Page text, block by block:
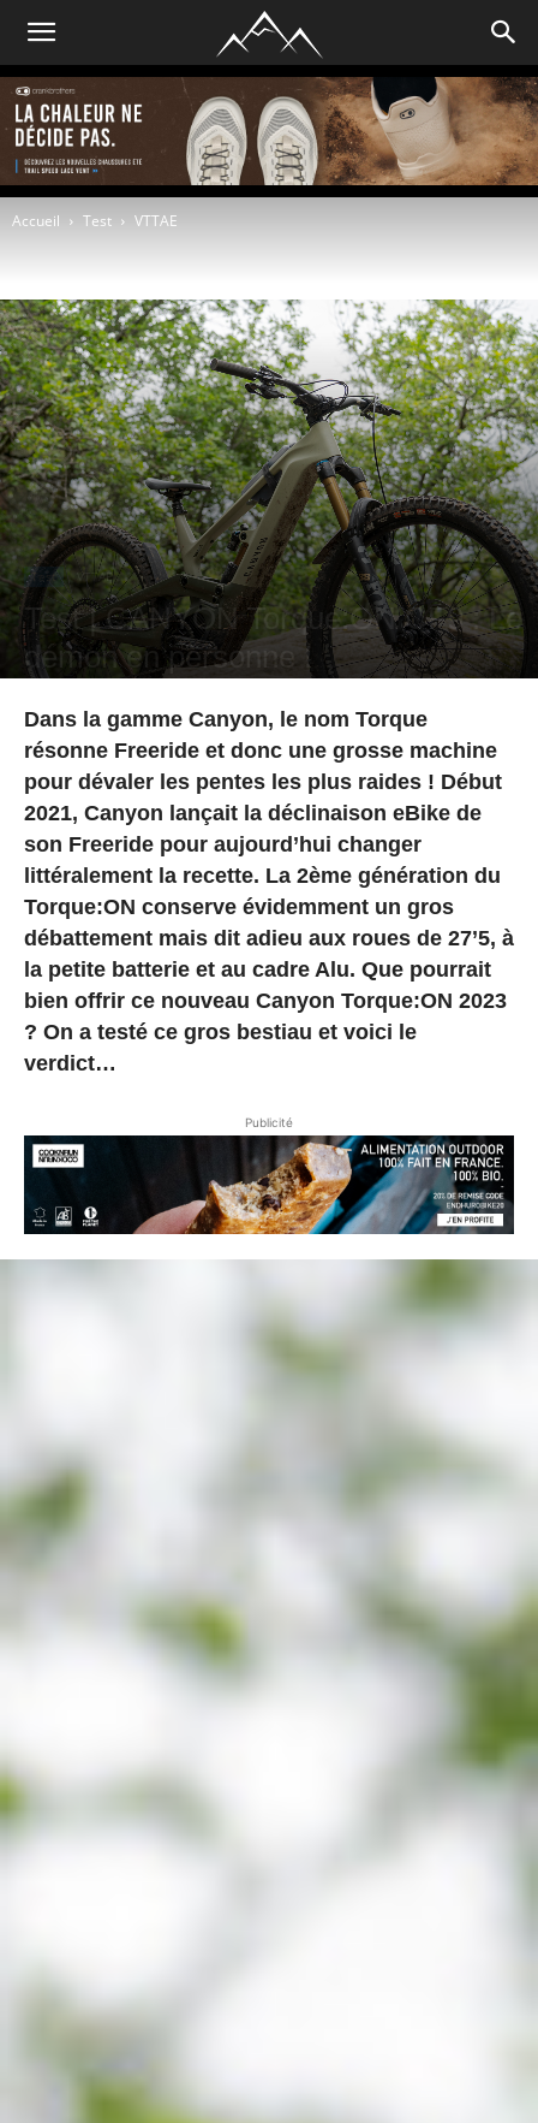
Accueil Test VTTAE
Test VTTAE
Test | CANYON Torque:ON CF9 : Le
démon en personne !
Dans la gamme Canyon, le nom Torque
résonne Freeride et donc une grosse machine
pour dévaler les pentes les plus raides ! Début
2021, Canyon lançait la déclinaison eBike de
son Freeride pour aujourd’hui changer
littéralement la recette. La 2ème génération du
Torque:ON conserve évidemment un gros
débattement mais dit adieu aux roues de 27’5, à
la petite batterie et au cadre Alu. Que pourrait
bien offrir ce nouveau Canyon Torque:ON 2023
? On a testé ce gros bestiau et voici le
verdict…
Publicité